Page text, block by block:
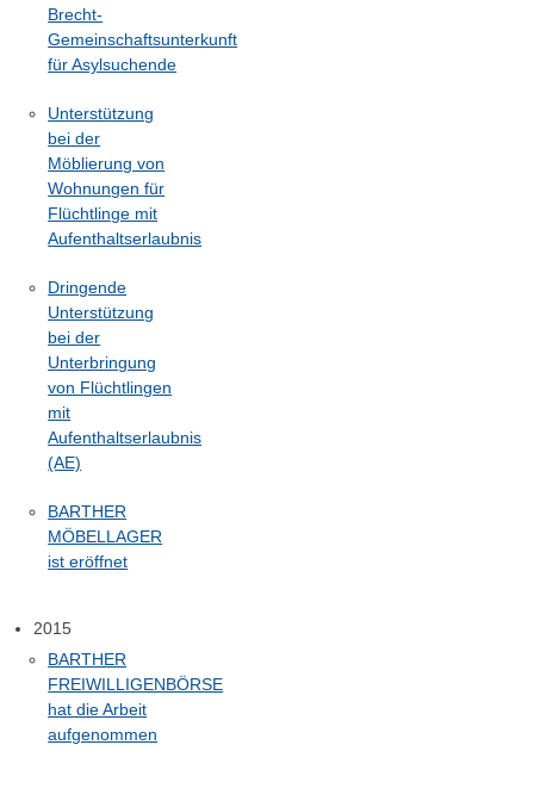
Brecht-
Gemeinschaftsunterkunft
für Asylsuchende
Unterstützung
bei der
Möblierung von
Wohnungen für
Flüchtlinge mit
Aufenthaltserlaubnis
Dringende
Unterstützung
bei der
Unterbringung
von Flüchtlingen
mit
Aufenthaltserlaubnis
(AE)
BARTHER
MÖBELLAGER
ist eröffnet
2015
BARTHER
FREIWILLIGENBÖRSE
hat die Arbeit
aufgenommen